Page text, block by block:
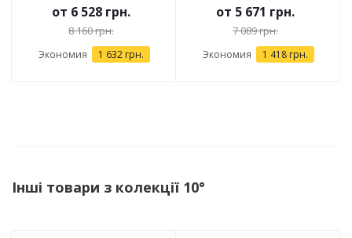
от 6 528 грн.
8 160 грн.
Экономия 1 632 грн.
от 5 671 грн.
7 089 грн.
Экономия 1 418 грн.
Інші товари з колекції 10°